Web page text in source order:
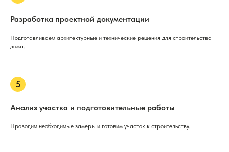
Разработка проектной документации
Подготавливаем архитектурные и технические решения для строительства
дома.
Анализ участка и подготовительные работы
Проводим необходимые замеры и готовим участок к строительству.